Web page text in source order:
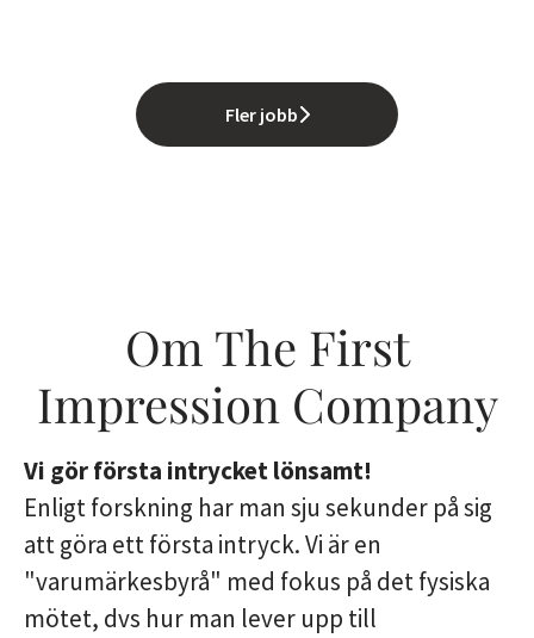
Fler jobb
Om The First
Impression Company
Vi gör första intrycket lönsamt!
Enligt forskning har man sju sekunder på sig
att göra ett första intryck. Vi är en
"varumärkesbyrå" med fokus på det fysiska
mötet, dvs hur man lever upp till